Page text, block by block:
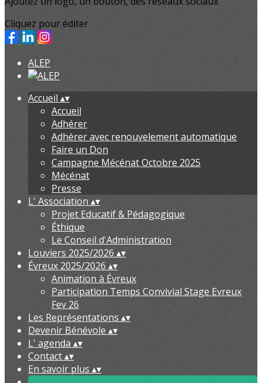
Cliquez pour éditer
ALEP
Accueil ▴▾
Accueil
Adhérer
Adhérer avec renouvelement automatique
Faire un Don
Campagne Mécénat Octobre 2025
Mécénat
Presse
L' Association ▴▾
Projet Educatif & Pédagogique
Éthique
Le Conseil d'Administration
Louviers 2025/2026 ▴▾
Évreux 2025/2026 ▴▾
Animation à Évreux
Participation Temps Convivial Stage Evreux
Fev 26
Les Représentations ▴▾
Devenir Bénévole ▴▾
L' agenda▴▾
Contact▴▾
En savoir plus ▴▾